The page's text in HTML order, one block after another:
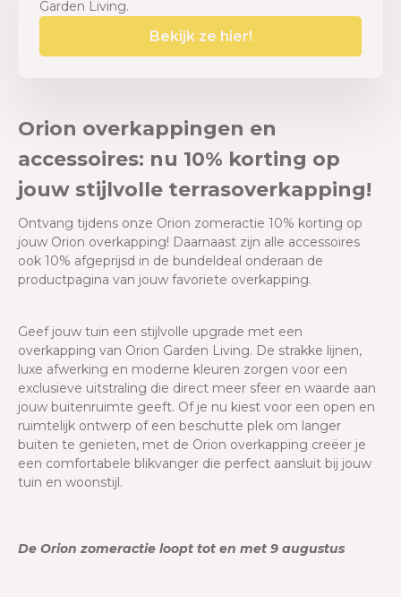
Garden Living.
Bekijk ze hier!
Orion overkappingen en
accessoires: nu 10% korting op
jouw stijlvolle terrasoverkapping!
Ontvang tijdens onze Orion zomeractie 10% korting op
jouw Orion overkapping! Daarnaast zijn alle accessoires
ook 10% afgeprijsd in de bundeldeal onderaan de
productpagina van jouw favoriete overkapping.
Geef jouw tuin een stijlvolle upgrade met een
overkapping van Orion Garden Living. De strakke lijnen,
luxe afwerking en moderne kleuren zorgen voor een
exclusieve uitstraling die direct meer sfeer en waarde aan
jouw buitenruimte geeft. Of je nu kiest voor een open en
ruimtelijk ontwerp of een beschutte plek om langer
buiten te genieten, met de Orion overkapping creëer je
een comfortabele blikvanger die perfect aansluit bij jouw
tuin en woonstijl.
De Orion zomeractie loopt tot en met 9 augustus